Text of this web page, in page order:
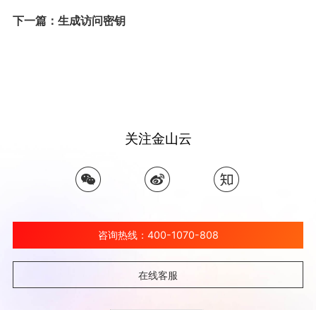
下一篇：生成访问密钥
关注金山云
咨询热线：400-1070-808
在线客服